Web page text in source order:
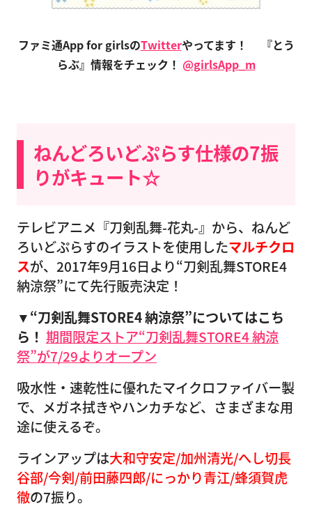
ファミ通App for girlsのTwitterやってます！
『とう
らぶ』情報をチェック！ @girlsApp_m
ねんどろいどぷらす仕様の7振
りがキュート☆
テレビアニメ『刀剣乱舞-花丸-』から、ねんど
ろいどぷらすのイラストを使用したマルチクロ
スが、2017年9月16日より“刀剣乱舞STORE4
納涼祭”にて先行販売決定！
▼“刀剣乱舞STORE4 納涼祭”についてはこち
ら！ 期間限定ストア“刀剣乱舞STORE4 納涼
祭”が7/29よりオープン
吸水性・速乾性に優れたマイクロファイバー製
で、メガネ拭きやハンカチなど、さまざまな用
途に使えるぞ。
ラインアップは大和守安定/加州清光/へし切長
谷部/今剣/前田藤四郎/にっかり青江/蜂須賀虎
徹の7振り。